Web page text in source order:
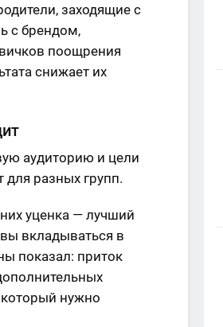
заходящие с
с брендом,
поощрения
снижает их
аудиторию и цели
для разных групп.
уценка — лучший
вкладываться в
показал: приток
нужно